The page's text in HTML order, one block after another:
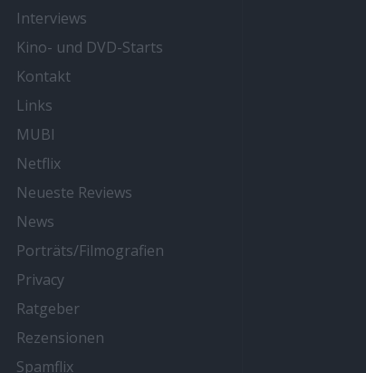
Interviews
Kino- und DVD-Starts
Kontakt
Links
MUBI
Netflix
Neueste Reviews
News
Porträts/Filmografien
Privacy
Ratgeber
Rezensionen
Spamflix